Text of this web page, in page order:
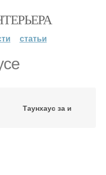
статьи
Таунхаус за и